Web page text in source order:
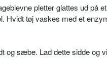
pletter glattes ud på
Hvidt tøj vaskes med et
og sæbe. Lad dette sidde og